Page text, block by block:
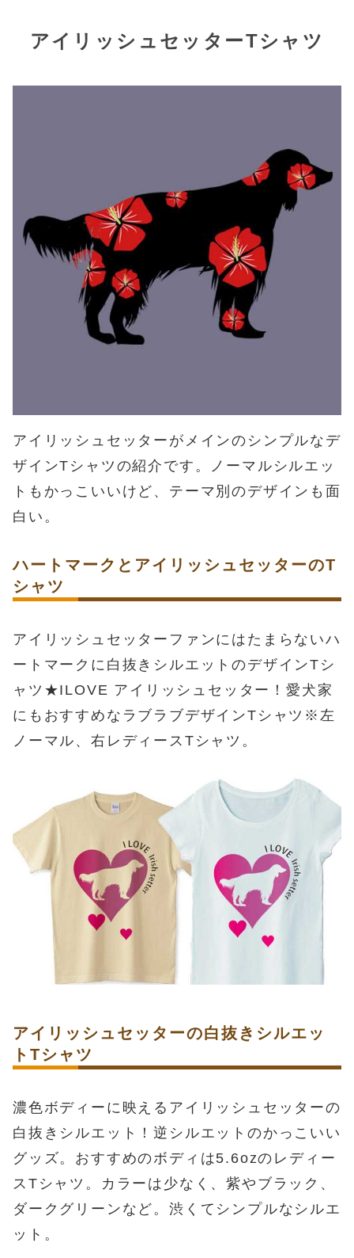
アイリッシュセッターTシャツ
アイリッシュセッターがメインのシンプルなデ
ザインTシャツの紹介です。ノーマルシルエッ
トもかっこいいけど、テーマ別のデザインも面
白い。
ハートマークとアイリッシュセッターのT
シャツ
アイリッシュセッターファンにはたまらないハ
ートマークに白抜きシルエットのデザインTシ
ャツ★ILOVE アイリッシュセッター！愛犬家
にもおすすめなラブラブデザインTシャツ※左
ノーマル、右レディースTシャツ。
アイリッシュセッターの白抜きシルエッ
トTシャツ
濃色ボディーに映えるアイリッシュセッターの
白抜きシルエット！逆シルエットのかっこいい
グッズ。おすすめのボディは5.6ozのレディー
スTシャツ。カラーは少なく、紫やブラック、
ダークグリーンなど。渋くてシンプルなシルエ
ット。